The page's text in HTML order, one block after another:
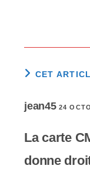
CET
jean4524
La carte
donne